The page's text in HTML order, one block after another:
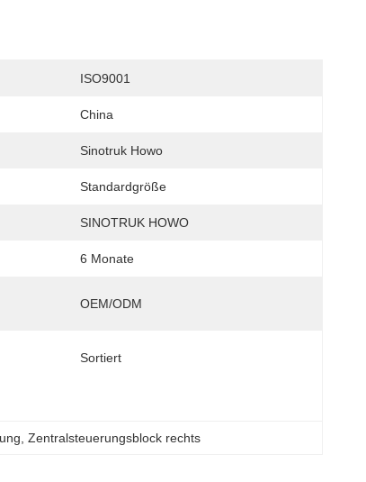
ISO9001
China
Sinotruk Howo
Standardgröße
SINOTRUK HOWO
6 Monate
OEM/ODM
Sortiert
, Zentralsteuerungsblock rechts